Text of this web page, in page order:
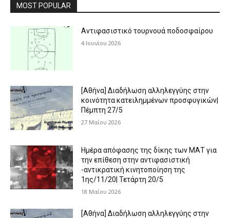
MOST POPULAR
Αντιφασιστικό τουρνουά ποδοσφαίρου
4 Ιουνίου 2026
[Αθήνα] Διαδήλωση αλληλεγγύης στην
κοινότητα κατειλημμένων προσφυγικών|
Πέμπτη 27/5
27 Μαΐου 2026
Ημέρα απόφασης της δίκης των ΜΑΤ για
την επίθεση στην αντιφασιστική
-αντικρατική κινητοποίηση της
1ης/11/20| Τετάρτη 20/5
18 Μαΐου 2026
[Αθήνα] Διαδήλωση αλληλεγγύης στην